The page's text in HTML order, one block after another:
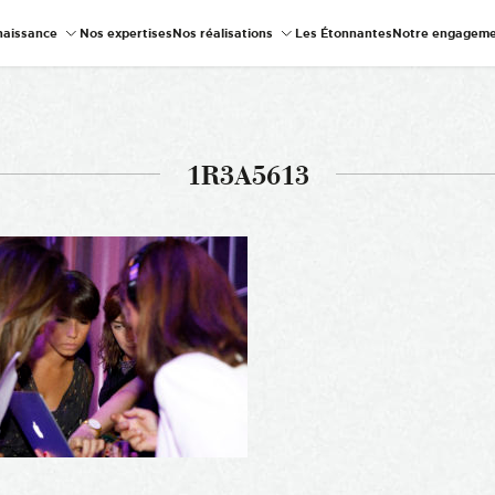
Nos expertisesNos réalisations Les ÉtonnantesNotre
1R3A5613